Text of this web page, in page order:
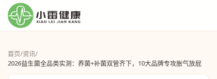
首页/资讯/
2026益生菌全品类实测：养菌+补菌双管齐下，10大品牌专攻胀气放屁